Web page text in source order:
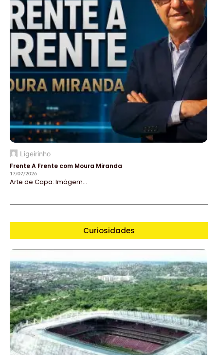
Ligeirinho
Frente A Frente com Moura Miranda
17/07/2026
Arte de Capa: Imágem...
Curiosidades